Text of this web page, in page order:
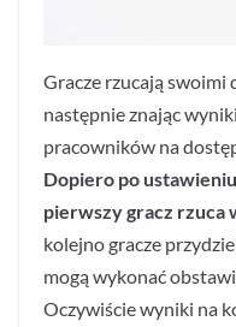
Gracze rzucają
następnie znając
pracowników na
Dopiero po
pierwszy gracz rzuca
kolejno gracze
mogą wykonać
Oczywiście wyniki na